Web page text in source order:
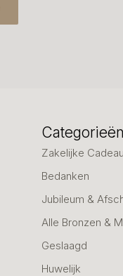
Categorieën
Zakelijke
Bedanken
Jubileum &
Alle Bronzen &
Geslaagd
Huwelijk